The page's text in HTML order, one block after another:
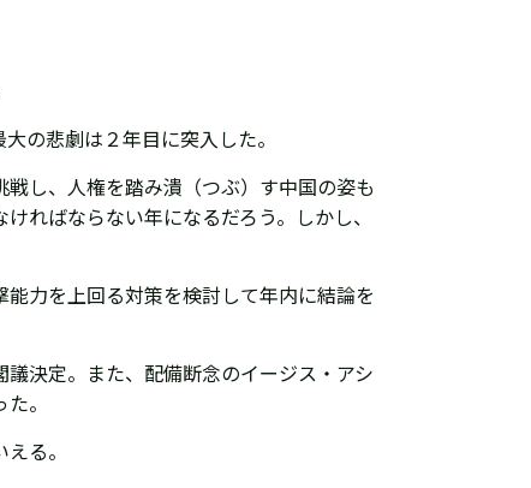
の悲劇は２年目に突入した。
し、人権を踏み潰（つぶ）す中国の姿も
ればならない年になるだろう。しかし、
力を上回る対策を検討して年内に結論を
決定。また、配備断念のイージス・アシ
。
る。